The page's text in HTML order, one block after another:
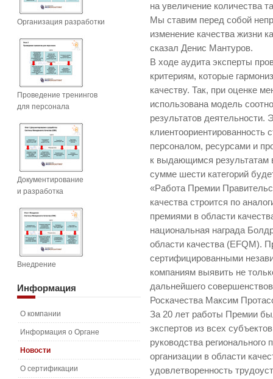
на увеличение количества
Мы ставим перед собой
изменение качества жизни
сказал Денис Мантуров.
В ходе аудита эксперты
критериям, которые
качеству. Так, при оценке
использована модель
результатов деятельности.
клиентоориентированность
персоналом, ресурсами и
к выдающимся результатам
сумме шести категорий
«Работа Премии
качества строится по
премиями в области
национальная награда
области качества (EFQM).
сертифицированными
компаниям выявить не
дальнейшего
Роскачества Максим
За 20 лет работы Премии
экспертов из всех
руководства регионального
организации в области
удовлетворенность
Организация разработки
Проведение тренингов
для персонала
Документирование
и разработка
Внедрение
Информация
О компании
Информация о Органе
Новости
О сертификации